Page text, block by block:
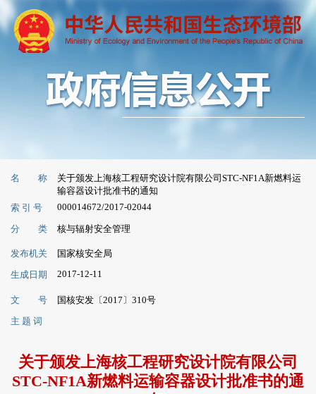
名 称
关于颁发上海核工程研究设计院有限公司STC-NF1A新燃料运
输容器设计批准书的通知
索 引 号
000014672/2017-02044
分 类 核与辐射安全管理
发布机关
国家核安全局
生成日期
2017-12-11
文 号
国核安发〔2017〕310号
主 题 词
关于颁发上海核工程研究设计院有限公司
STC-NF1A新燃料运输容器设计批准书的通